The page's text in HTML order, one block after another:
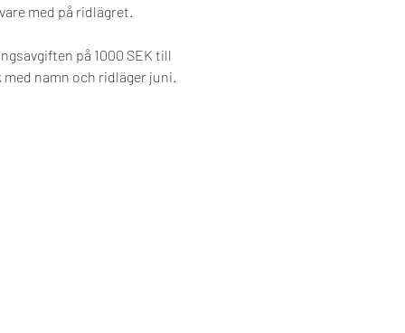
med på ridlägret.
på 1000 SEK till
med namn och ridläger juni.